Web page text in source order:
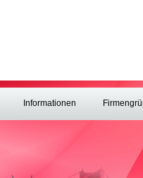
Informationen